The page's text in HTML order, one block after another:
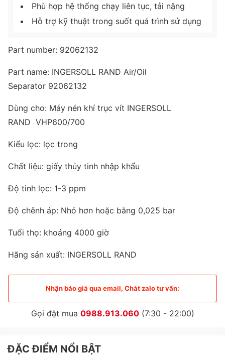
Phù hợp hệ thống chạy liên tục, tải nặng
Hỗ trợ kỹ thuật trong suốt quá trình sử dụng
Part number: 92062132
Part name: INGERSOLL RAND Air/Oil
Separator 92062132
Dùng cho: Máy nén khí trục vít INGERSOLL
RAND VHP600/700
Kiểu lọc: lọc trong
Chất liệu: giấy thủy tinh nhập khẩu
Độ tinh lọc: 1-3 ppm
Độ chênh áp: Nhỏ hơn hoặc bằng 0,025 bar
Tuổi thọ: khoảng 4000 giờ
Hãng sản xuất: INGERSOLL RAND
Nhận báo giá qua email, Chát zalo tư vấn:
Gọi đặt mua 0988.913.060(7:30 - 22:00)
ĐẶC ĐIỂM NỔI BẬT